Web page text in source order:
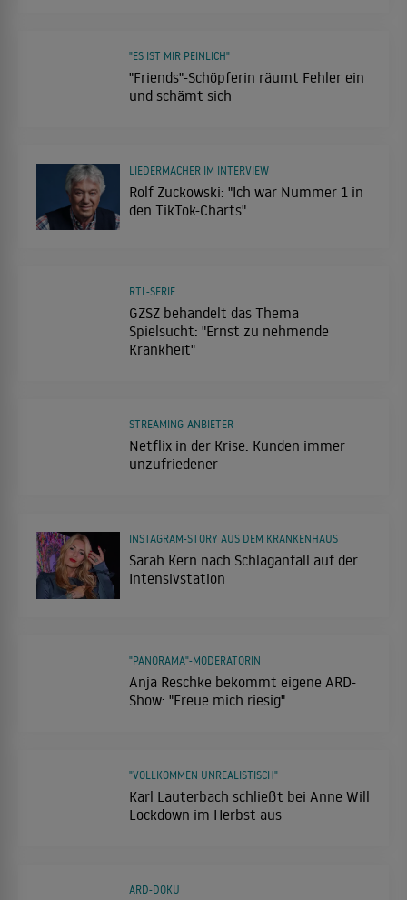
"Friends"-Schöpferin räumt Fehler ein
und schämt sich
"ES IST MIR PEINLICH"
Rolf Zuckowski: "Ich war Nummer 1 in
den TikTok-Charts"
LIEDERMACHER IM INTERVIEW
GZSZ behandelt das Thema
Spielsucht: "Ernst zu nehmende
Krankheit"
RTL-SERIE
Netflix in der Krise: Kunden immer
unzufriedener
STREAMING-ANBIETER
Sarah Kern nach Schlaganfall auf der
Intensivstation
INSTAGRAM-STORY AUS DEM KRANKENHAUS
Anja Reschke bekommt eigene ARD-
Show: "Freue mich riesig"
"PANORAMA"-MODERATORIN
Karl Lauterbach schließt bei Anne Will
Lockdown im Herbst aus
"VOLLKOMMEN UNREALISTISCH"
ARD-DOKU